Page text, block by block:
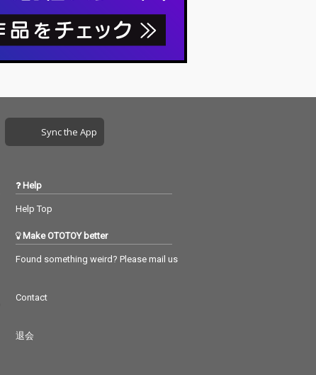
Sync the App
Help
Help Top
Make OTOTOY better
Found something weird? Please mail us
Contact
退会